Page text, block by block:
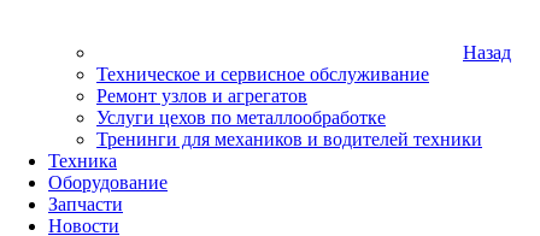
Назад
Техническое и сервисное обслуживание
Ремонт узлов и агрегатов
Услуги цехов по металлообработке
Тренинги для механиков и водителей техники
Техника
Оборудование
Запчасти
Новости